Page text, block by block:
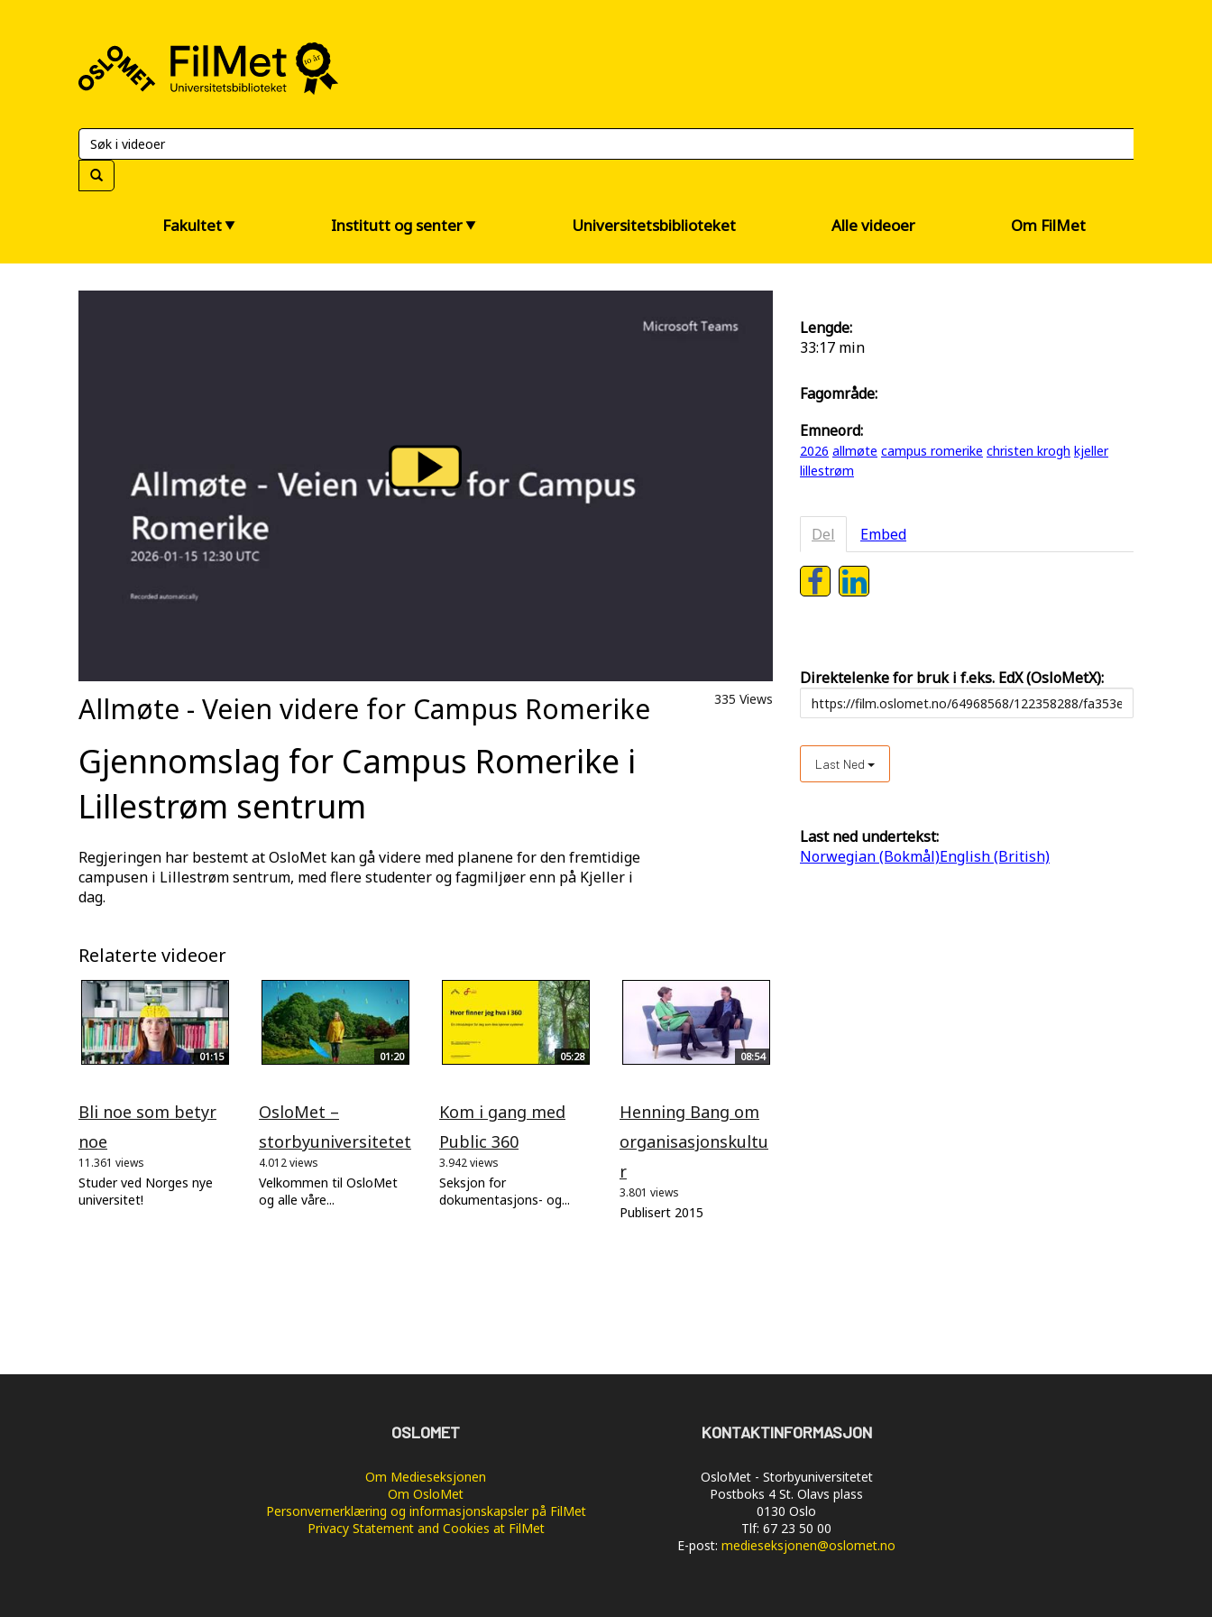
Universitetsbiblioteket
Fakultet Institutt og senter Universitetsbiblioteket Alle videoer Om FilMet
Allmøte - Veien videre for Campus Romerike 335 Views
Gjennomslag for Campus Romerike i
Lillestrøm sentrum
Regjeringen har bestemt at OsloMet kan gå videre med planene for den fremtidige
campusen i Lillestrøm sentrum, med flere studenter og fagmiljøer enn på Kjeller i
dag.
Relaterte videoer
01:15
Bli noe som betyr
noe
11.361 views
Studer ved Norges nye
universitet!
01:20
OsloMet –
storbyuniversitetet
4.012 views
Velkommen til OsloMet
og alle våre...
05:28
Kom i gang med
Public 360
3.942 views
Seksjon for
dokumentasjons- og...
08:54
Henning Bang om
organisasjonskultu
r
3.801 views
Publisert 2015
Lengde:
33:17 min
Fagområde:
Emneord:
2026 allmøte campus romerike christen krogh kjeller
lillestrøm
Del Embed
Direktelenke for bruk i f.eks. EdX (OsloMetX):
Last Ned
Last ned undertekst:
Norwegian (Bokmål)English (British)
OSLOMET
Om Medieseksjonen
Om OsloMet
Personvernerklæring og informasjonskapsler på FilMet
Privacy Statement and Cookies at FilMet
KONTAKTINFORMASJON
OsloMet - Storbyuniversitetet
Postboks 4 St. Olavs plass
0130 Oslo
Tlf: 67 23 50 00
E-post: medieseksjonen@oslomet.no